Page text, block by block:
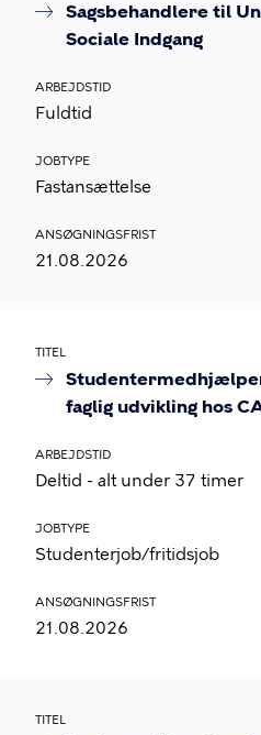
Sagsbehandlere til
Sociale Indgang
ARBEJDSTID
Fuldtid
JOBTYPE
Fastansættelse
ANSØGNINGSFRIST
21.08.2026
TITEL
faglig udvikling hos
ARBEJDSTID
Deltid - alt under 37 timer
JOBTYPE
Studenterjob/fritidsjob
ANSØGNINGSFRIST
21.08.2026
TITEL